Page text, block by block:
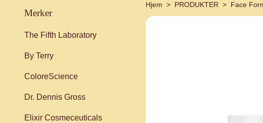
merker
The Fifth Laboratory
By Terry
ColoreScience
Dr. Dennis Gross
Elixir Cosmeceuticals
Hjem PRODUKTER Face